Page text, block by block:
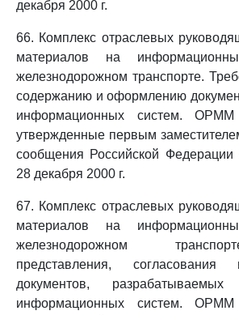
декабря 2000 г.
66. Комплекс отраслевых
материалов на
железнодорожном транспорте.
содержанию и оформлению
информационных систем.
утвержденные первым
сообщения Российской
28 декабря 2000 г.
67. Комплекс отраслевых
материалов на
железнодорожном
представления,
документов,
информационных систем.